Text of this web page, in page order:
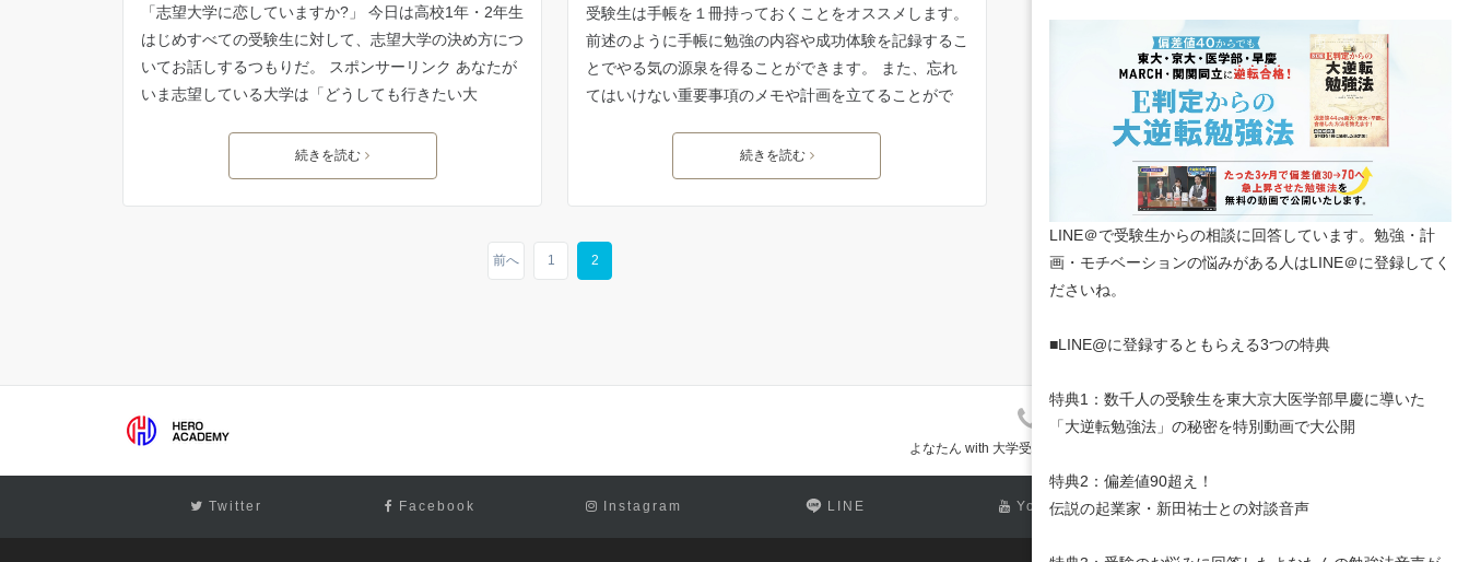
「志望大学に恋していますか?」 今日は高校1年・2年生
はじめすべての受験生に対して、志望大学の決め方につ
いてお話しするつもりだ。 スポンサーリンク あなたが
いま志望している大学は「どうしても行きたい大
続きを読む
受験生は手帳を１冊持っておくことをオススメします。
前述のように手帳に勉強の内容や成功体験を記録するこ
とでやる気の源泉を得ることができます。 また、忘れ
てはいけない重要事項のメモや計画を立てることがで
続きを読む
前へ 1 2
072-864-6315
よなたん with 大学受験塾ミスターステップアップ
公式HP
LINE＠で受験生からの相談に回答しています。勉強・計
画・モチベーションの悩みがある人はLINE＠に登録してく
ださいね。
■LINE@に登録するともらえる3つの特典
特典1：数千人の受験生を東大京大医学部早慶に導いた
「大逆転勉強法」の秘密を特別動画で大公開
特典2：偏差値90超え！
伝説の起業家・新田祐士との対談音声
Twitter Facebook Instagram LINE YouTube Feedly